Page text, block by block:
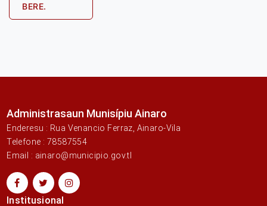
BERE.
Administrasaun Munisípiu Ainaro
Enderesu : Rua Venancio Ferraz, Ainaro-Vila
Telefone : 78587554
Email : ainaro@municipio.gov.tl
Institusional